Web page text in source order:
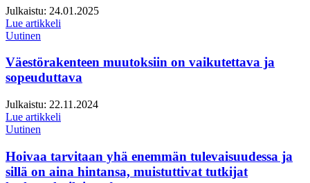
Julkaistu: 24.01.2025
Lue artikkeli
Uutinen
Väestörakenteen muutoksiin on vaikutettava ja
sopeuduttava
Julkaistu: 22.11.2024
Lue artikkeli
Uutinen
Hoivaa tarvitaan yhä enemmän tulevaisuudessa ja
sillä on aina hintansa, muistuttivat tutkijat